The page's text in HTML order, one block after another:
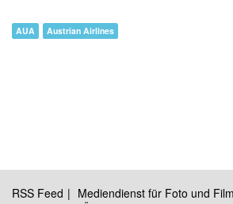
AUA Austrian Airlines
RSS Feed
Mediendienst für Foto und